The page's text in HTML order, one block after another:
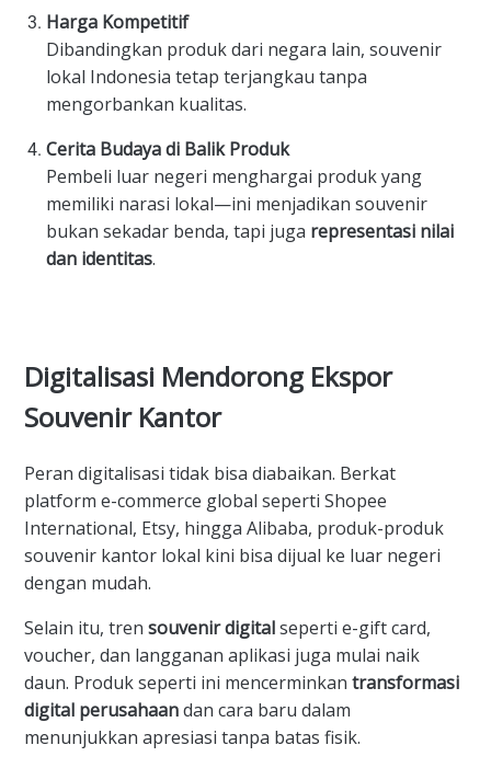
Harga Kompetitif
Dibandingkan produk dari negara lain, souvenir
lokal Indonesia tetap terjangkau tanpa
mengorbankan kualitas.
Cerita Budaya di Balik Produk
Pembeli luar negeri menghargai produk yang
memiliki narasi lokal—ini menjadikan souvenir
bukan sekadar benda, tapi juga representasi nilai
dan identitas.
Digitalisasi Mendorong Ekspor
Souvenir Kantor
Peran digitalisasi tidak bisa diabaikan. Berkat
platform e-commerce global seperti Shopee
International, Etsy, hingga Alibaba, produk-produk
souvenir kantor lokal kini bisa dijual ke luar negeri
dengan mudah.
Selain itu, tren souvenir digitalseperti e-gift card,
voucher, dan langganan aplikasi juga mulai naik
daun. Produk seperti ini mencerminkan transformasi
digital perusahaandan cara baru dalam
menunjukkan apresiasi tanpa batas fisik.